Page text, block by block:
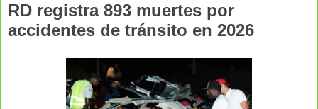
RD registra 893 muertes por
accidentes de tránsito en 2026